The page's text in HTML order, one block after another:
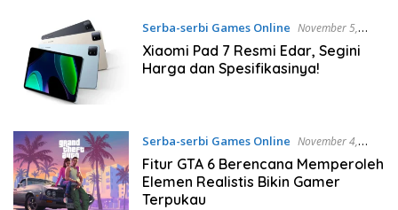
Serba-serbi Games Online November 5,
2024
Xiaomi Pad 7 Resmi Edar, Segini
Harga dan Spesifikasinya!
Serba-serbi Games Online November 4,
2024
Fitur GTA 6 Berencana Memperoleh
Elemen Realistis Bikin Gamer
Terpukau